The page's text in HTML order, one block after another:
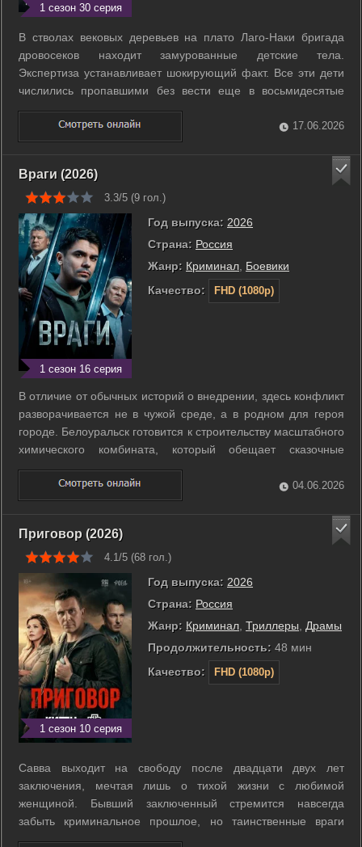
1 сезон 30 серия
В стволах вековых деревьев на плато Лаго-Наки бригада
дровосеков находит замурованные детские тела.
Экспертиза устанавливает шокирующий факт. Все эти дети
числились пропавшими без вести еще в восьмидесятые
годы прошлого века. Руководитель лесозаготовителей
Тимофей пытается осмыслить страшную находку, пока его
привычный мир рушится. В это же время ...
17.06.2026
Враги (2026)
3.3/5 (9 гол.)
1 сезон 16 серия
Год выпуска: 2026
Страна: Россия
Жанр: Криминал Боевики
Качество:
FHD (1080p)
В отличие от обычных историй о внедрении, здесь конфликт
разворачивается не в чужой среде, а в родном для героя
городе. Белоуральск готовится к строительству масштабного
химического комбината, который обещает сказочные
прибыли. Вокруг проекта разгорается борьба между
криминальным авторитетом и коррумпированным
начальником полиции. Город постепенно ...
04.06.2026
Приговор (2026)
4.1/5 (68 гол.)
1 сезон 10 серия
Год выпуска: 2026
Страна: Россия
Жанр: Криминал Триллеры
Драмы
Продолжительность: 48 мин
Качество:
FHD (1080p)
Савва выходит на свободу после двадцати двух лет
заключения, мечтая лишь о тихой жизни с любимой
женщиной. Бывший заключенный стремится навсегда
забыть криминальное прошлое, но таинственные враги
настойчиво втягивают его в опасные игры. Противоречие в